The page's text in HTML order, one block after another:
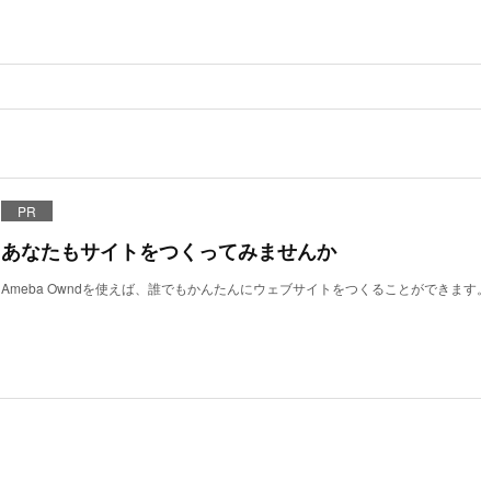
PR
あなたもサイトをつくってみませんか
Ameba Owndを使えば、誰でもかんたんにウェブサイトをつくることができます